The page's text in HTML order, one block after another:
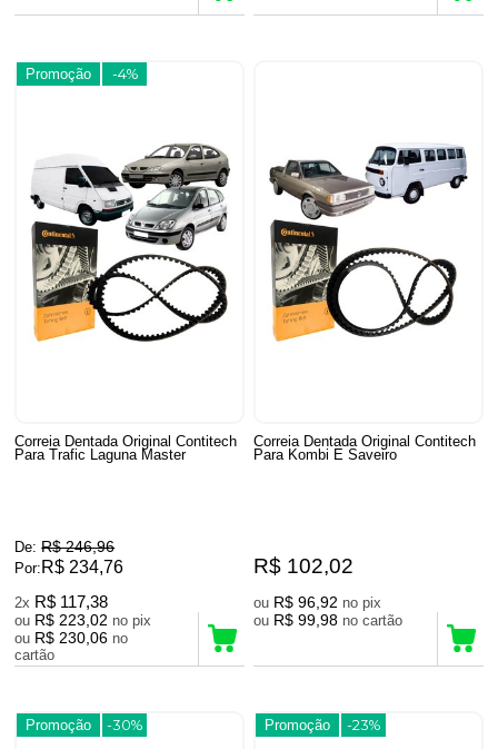
Promoção -4%
Correia Dentada Original Contitech
Para Trafic Laguna Master
De: R$ 246,96
Por: R$ 234,76
2x R$ 117,38
ou R$ 223,02
no pix
ou R$ 230,06 no
cartão
Correia Dentada Original Contitech
Para Kombi E Saveiro
R$ 102,02
ou R$ 96,92
no pix
ou R$ 99,98 no cartão
Promoção -30% Promoção -23%